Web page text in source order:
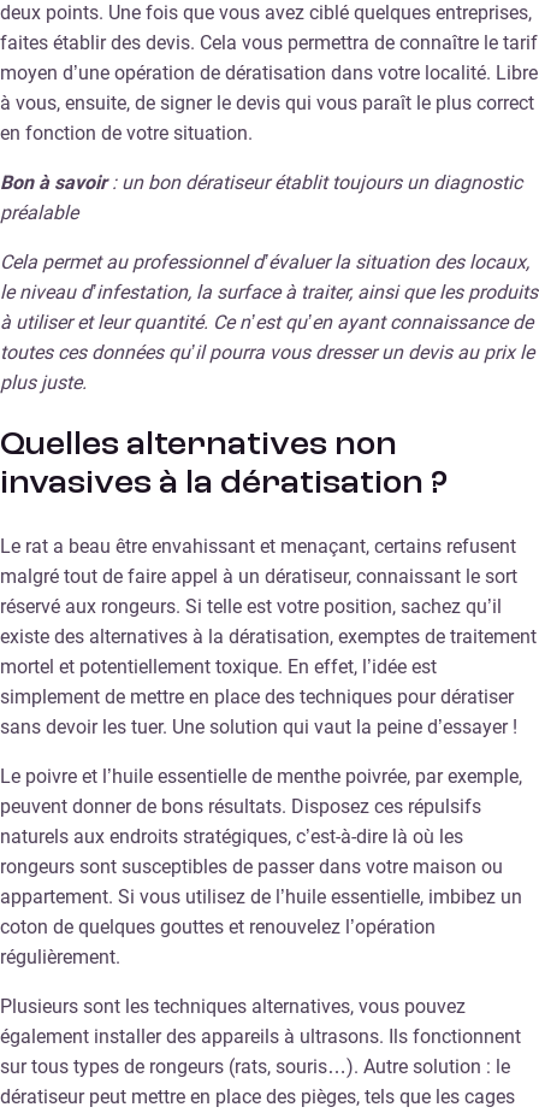
deux points. Une fois que vous avez ciblé quelques entreprises,
faites établir des devis. Cela vous permettra de connaître le tarif
moyen d’une opération de dératisation dans votre localité. Libre
à vous, ensuite, de signer le devis qui vous paraît le plus correct
en fonction de votre situation.
Bon à savoir: un bon dératiseur établit toujours un diagnostic
préalable
Cela permet au professionnel d’évaluer la situation des locaux,
le niveau d’infestation, la surface à traiter, ainsi que les produits
à utiliser et leur quantité. Ce n’est qu’en ayant connaissance de
toutes ces données qu’il pourra vous dresser un devis au prix le
plus juste.
Quelles alternatives non
invasives à la dératisation ?
Le rat a beau être envahissant et menaçant, certains refusent
malgré tout de faire appel à un dératiseur, connaissant le sort
réservé aux rongeurs. Si telle est votre position, sachez qu’il
existe des alternatives à la dératisation, exemptes de traitement
mortel et potentiellement toxique. En effet, l’idée est
simplement de mettre en place des techniques pour dératiser
sans devoir les tuer. Une solution qui vaut la peine d’essayer !
Le poivre et l’huile essentielle de menthe poivrée, par exemple,
peuvent donner de bons résultats. Disposez ces répulsifs
naturels aux endroits stratégiques, c’est-à-dire là où les
rongeurs sont susceptibles de passer dans votre maison ou
appartement. Si vous utilisez de l’huile essentielle, imbibez un
coton de quelques gouttes et renouvelez l’opération
régulièrement.
Plusieurs sont les techniques alternatives, vous pouvez
également installer des appareils à ultrasons. Ils fonctionnent
sur tous types de rongeurs (rats, souris…). Autre solution : le
dératiseur peut mettre en place des pièges, tels que les cages